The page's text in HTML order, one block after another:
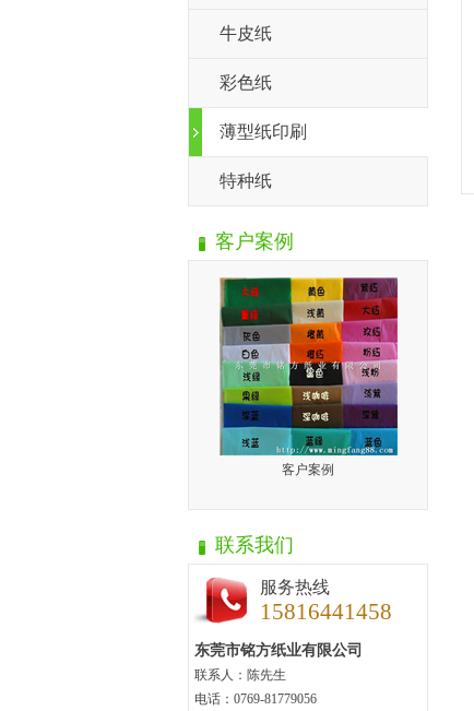
牛皮纸
彩色纸
薄型纸印刷
特种纸
客户案例
客户案例
联系我们
服务热线
15816441458
东莞市铭方纸业有限公司
联系人：陈先生
电话：0769-81779056